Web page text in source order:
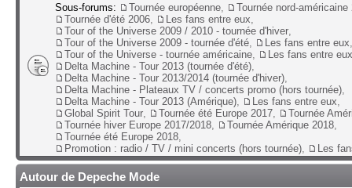
Sous-forums: Tournée européenne
Tournée nord-américaine
Tournée d'été 2006
Les fans entre eux
Tour of the Universe 2009 / 2010 - tournée d'hiver
Tour of the Universe 2009 - tournée d'été
Les fans entre eux
Tour of the Universe - tournée américaine
Les fans entre eux
Delta Machine - Tour 2013 (tournée d'été)
Delta Machine - Tour 2013/2014 (tournée d'hiver)
Delta Machine - Plateaux TV / concerts promo (hors tournée)
Delta Machine - Tour 2013 (Amérique)
Les fans entre eux
Global Spirit Tour
Tournée été Europe 2017
Tournée
Tournée hiver Europe 2017/2018
Tournée Amérique 2018
Tournée été Europe 2018
Promotion : radio / TV / mini concerts (hors tournée)
Les
Autour de Depeche Mode